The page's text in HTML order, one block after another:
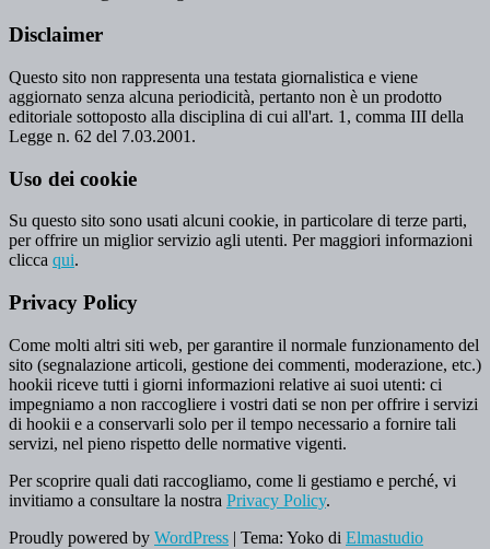
Disclaimer
Questo sito non rappresenta una testata giornalistica e viene
aggiornato senza alcuna periodicità, pertanto non è un prodotto
editoriale sottoposto alla disciplina di cui all'art. 1, comma III della
Legge n. 62 del 7.03.2001.
Uso dei cookie
Su questo sito sono usati alcuni cookie, in particolare di terze parti,
per offrire un miglior servizio agli utenti. Per maggiori informazioni
clicca qui.
Privacy Policy
Come molti altri siti web, per garantire il normale funzionamento del
sito (segnalazione articoli, gestione dei commenti, moderazione, etc.)
hookii riceve tutti i giorni informazioni relative ai suoi utenti: ci
impegniamo a non raccogliere i vostri dati se non per offrire i servizi
di hookii e a conservarli solo per il tempo necessario a fornire tali
servizi, nel pieno rispetto delle normative vigenti.
Per scoprire quali dati raccogliamo, come li gestiamo e perché, vi
invitiamo a consultare la nostra Privacy Policy.
Proudly powered by WordPress | Tema: Yoko di Elmastudio